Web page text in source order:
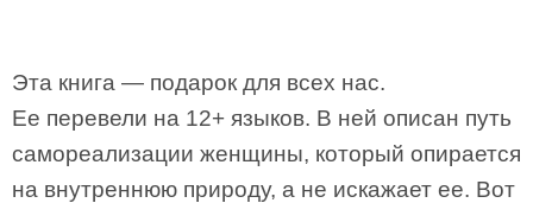
Эта книга — подарок для всех нас.
Ее перевели на 12+ языков. В ней описан путь
самореализации женщины, который опирается
на внутреннюю природу, а не искажает ее. Вот